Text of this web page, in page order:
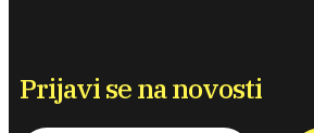
Prijavi se na novosti